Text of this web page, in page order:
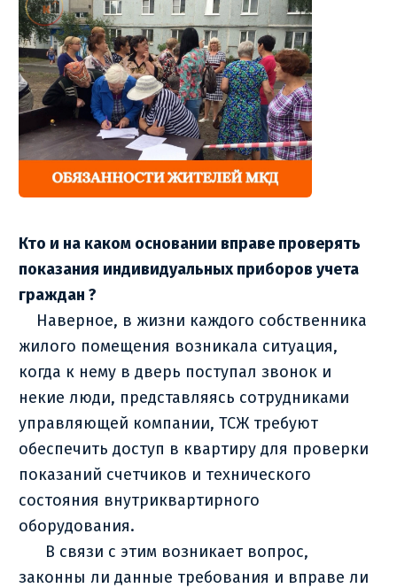
Кто и на каком основании вправе проверять
показания индивидуальных приборов учета
граждан ?
Наверное, в жизни каждого собственника
жилого помещения возникала ситуация,
когда к нему в дверь поступал звонок и
некие люди, представляясь сотрудниками
управляющей компании, ТСЖ требуют
обеспечить доступ в квартиру для проверки
показаний счетчиков и технического
состояния внутриквартирного
оборудования.
В связи с этим возникает вопрос,
законны ли данные требования и вправе ли